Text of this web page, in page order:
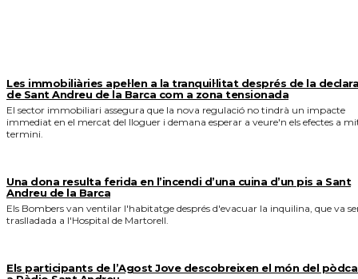
Les immobiliàries apel·len a la tranquil·litat després de la
de Sant Andreu de la Barca com a zona tensionada
El sector immobiliari assegura que la nova regulació no tindrà un impacte
immediat en el mercat del lloguer i demana esperar a veure'n els efectes a
termini.
Una dona resulta ferida en l’incendi d’una cuina d’un pis a Sant
Andreu de la Barca
Els Bombers van ventilar l'habitatge després d'evacuar la inquilina, que va
traslladada a l'Hospital de Martorell.
Els participants de l’Agost Jove descobreixen el món del